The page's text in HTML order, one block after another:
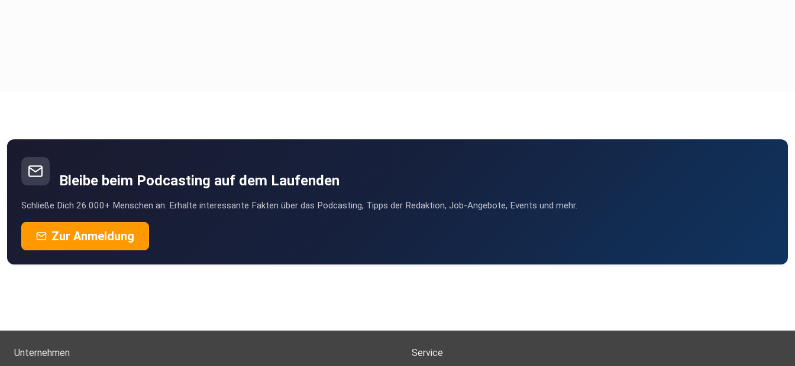
Bleibe beim Podcasting auf dem Laufenden
Schließe Dich 26.000+ Menschen an. Erhalte interessante Fakten über das Podcasting, Tipps der Redaktion, Job-Angebote, Events und mehr.
Zur Anmeldung
Unternehmen Service